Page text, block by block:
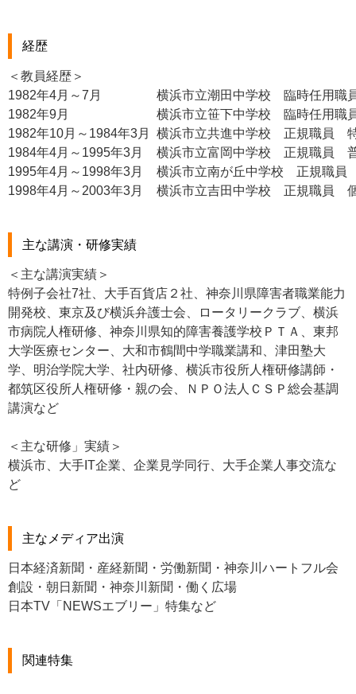
経歴
＜教員経歴＞
1982年4月～7月
横浜市立潮田中学校 臨時任用職
1982年9月
横浜市立笹下中学校 臨時任用職
1982年10月～1984年3月
横浜市立共進中学校 正規職員
1984年4月～1995年3月
横浜市立富岡中学校 正規職員
1995年4月～1998年3月
横浜市立南が丘中学校 正規職員
1998年4月～2003年3月
横浜市立吉田中学校 正規職員
主な講演・研修実績
＜主な講演実績＞
特例子会社7社、大手百貨店２社、神奈川県障害者職業能力
開発校、東京及び横浜弁護士会、ロータリークラブ、横浜
市病院人権研修、神奈川県知的障害養護学校ＰＴＡ、東邦
大学医療センター、大和市鶴間中学職業講和、津田塾大
学、明治学院大学、社内研修、横浜市役所人権研修講師・
都筑区役所人権研修・親の会、ＮＰＯ法人ＣＳＰ総会基調
講演など
＜主な研修」実績＞
横浜市、大手IT企業、企業見学同行、大手企業人事交流な
ど
主なメディア出演
日本経済新聞・産経新聞・労働新聞・神奈川ハートフル会
創設・朝日新聞・神奈川新聞・働く広場
日本TV「NEWSエブリー」特集など
関連特集